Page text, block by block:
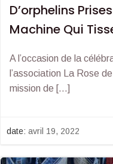
D’orphelins
Machine Qui
A l’occasion de la
l’association La Rose
mission de […]
date: avril 19, 2022